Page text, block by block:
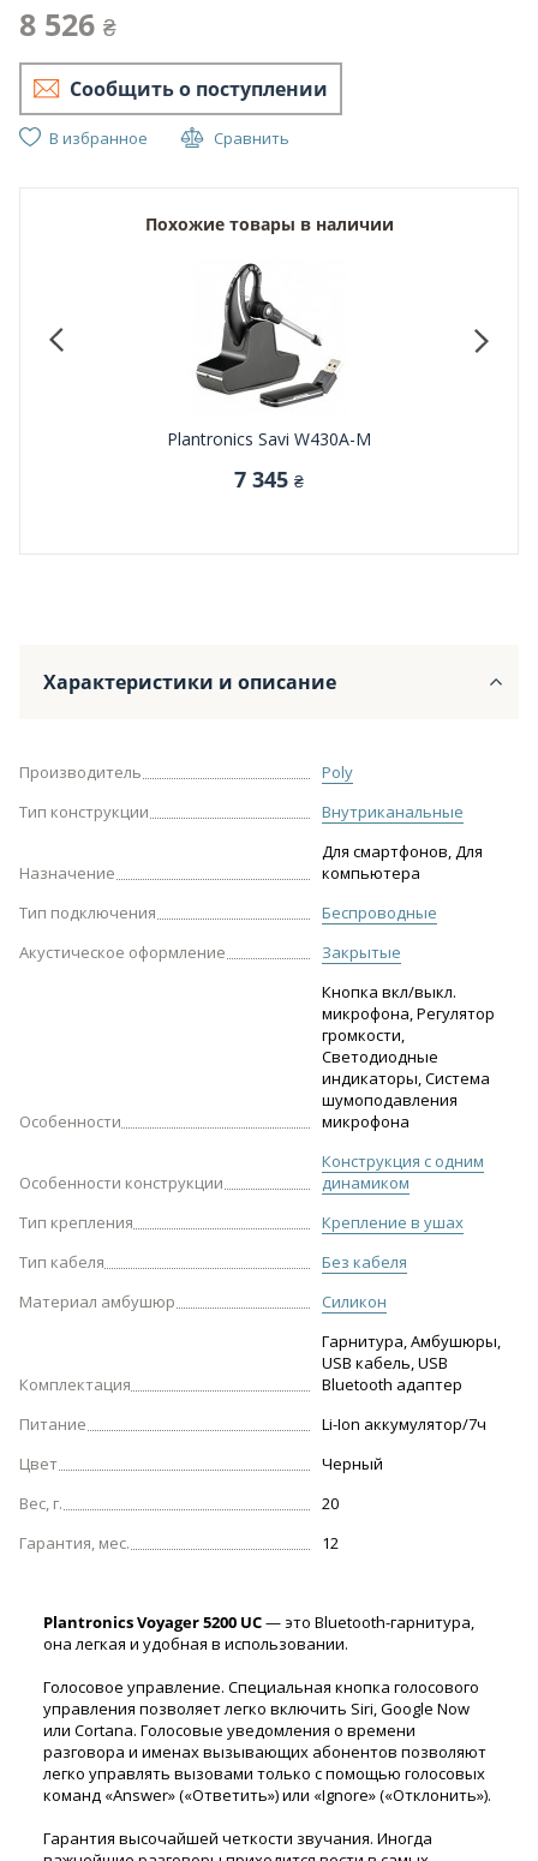
8 526 ₴
Сообщить о поступлении
В избранное Сравнить
Похожие товары в наличии
Plantronics Savi W430A-M
7 345 ₴
Характеристики и описание
Производитель
Poly
Тип конструкции
Внутриканальные
Назначение
Для смартфонов, Для
компьютера
Тип подключения
Беспроводные
Акустическое оформление
Закрытые
Особенности
Кнопка вкл/выкл.
микрофона, Регулятор
громкости,
Светодиодные
индикаторы, Система
шумоподавления
микрофона
Особенности конструкции
Конструкция с одним
динамиком
Тип крепления
Крепление в ушах
Тип кабеля
Без кабеля
Материал амбушюр
Силикон
Комплектация
Гарнитура, Амбушюры,
USB кабель, USB
Bluetooth адаптер
Питание
Li-Ion аккумулятор/7ч
Цвет
Черный
Вес, г.
20
Гарантия, мес.
12
Plantronics Voyager 5200 UC— это Bluetooth-гарнитура,
она легкая и удобная в использовании.
Голосовое управление. Специальная кнопка голосового
управления позволяет легко включить Siri, Google Now
или Cortana. Голосовые уведомления о времени
разговора и именах вызывающих абонентов позволяют
легко управлять вызовами только с помощью голосовых
команд «Answer» («Ответить») или «Ignore» («Отклонить»).
Гарантия высочайшей четкости звучания. Иногда